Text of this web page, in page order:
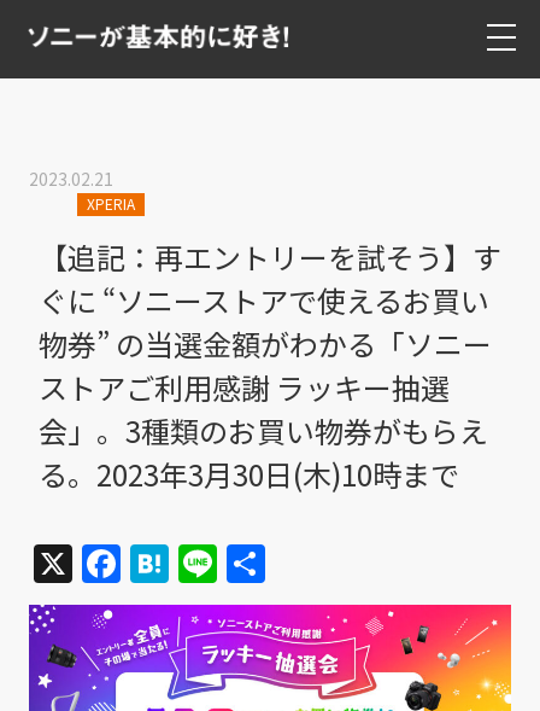
2023.02.21
XPERIA
【追記：再エントリーを試そう】す
ぐに “ソニーストアで使えるお買い
物券” の当選金額がわかる「ソニー
ストアご利用感謝 ラッキー抽選
会」。3種類のお買い物券がもらえ
る。2023年3月30日(木)10時まで
X Facebook
Hatena
Line
有